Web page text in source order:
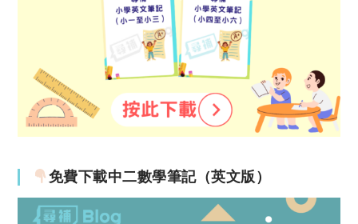
免費下載中二數學筆記（英文版）